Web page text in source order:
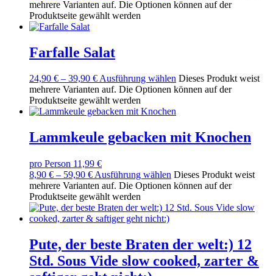
mehrere Varianten auf. Die Optionen können auf der
Produktseite gewählt werden
Farfalle Salat
24,90 € – 39,90 € Ausführung wählen Dieses Produkt weist
mehrere Varianten auf. Die Optionen können auf der
Produktseite gewählt werden
Lammkeule gebacken mit Knochen
pro Person 11,99 €
8,90 € – 59,90 € Ausführung wählen Dieses Produkt weist
mehrere Varianten auf. Die Optionen können auf der
Produktseite gewählt werden
Pute, der beste Braten der welt:) 12
Std. Sous Vide slow cooked, zarter &